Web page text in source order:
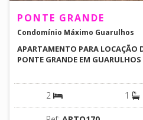
PONTE GRANDE
Condomínio Máximo Guarulhos
APARTAMENTO PARA LOCAÇÃO
PONTE GRANDE EM
2 1